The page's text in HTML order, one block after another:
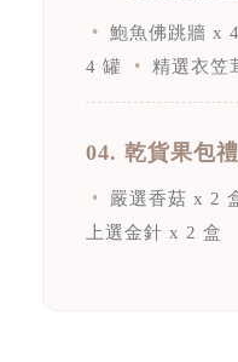
鮑魚佛跳牆 x
4 罐
精選衣笠
04. 乾貨果包
嚴選香菇 x 2
上選金針 x 2 盒